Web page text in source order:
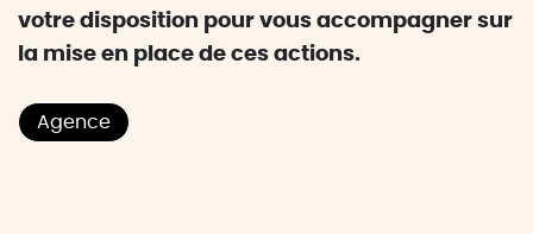
votre disposition pour vous accompagner sur
la mise en place de ces actions.
Agence